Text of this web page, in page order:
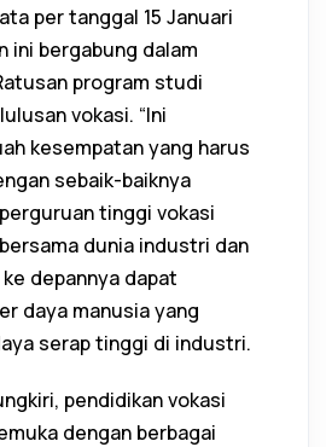
per tanggal 15 Januari
ini bergabung dalam
program studi
vokasi. “Ini
kesempatan yang harus
sebaik-baiknya
tinggi vokasi
dunia industri dan
depannya dapat
daya manusia yang
serap tinggi di industri.
pendidikan vokasi
dengan berbagai